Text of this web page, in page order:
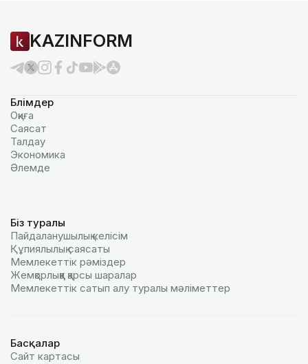
KAZINFORM
Бөлімдер
Оқиға
Саясат
Талдау
Экономика
Әлемде
Біз туралы
Пайдаланушылық келiciм
Құпиялылық саясаты
Мемлекеттік рәміздер
Жемқорлыққа қарсы шаралар
Мемлекеттік сатып алу туралы мәлiметтер
Басқалар
Сайт картасы